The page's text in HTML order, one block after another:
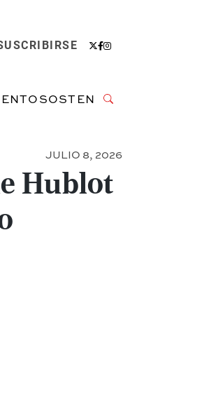
SOSTENIBILIDAD
JULIO 8, 2026
Hublot